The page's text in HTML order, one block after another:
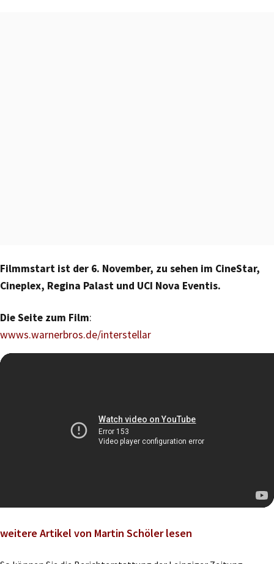
Filmmstart ist der 6. November, zu sehen im CineStar,
Cineplex, Regina Palast und UCI Nova Eventis.
Die Seite zum Film:
wwws.warnerbros.de/interstellar
weitere Artikel von Martin Schöler lesen